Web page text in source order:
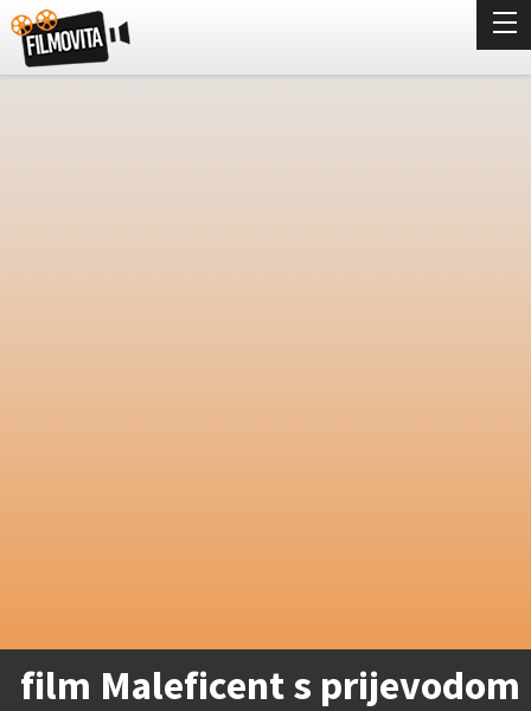
film Maleficent s prijevodom